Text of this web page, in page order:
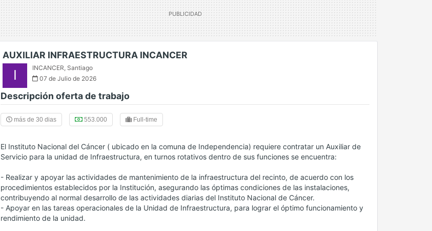
AUXILIAR INFRAESTRUCTURA INCANCER
I INCANCER, Santiago
07 de Julio de 2026
Descripción oferta de trabajo
más de 30 dias 553.000 Full-time
El Instituto Nacional del Cáncer ( ubicado en la comuna de Independencia) requiere contratar un Auxiliar de
Servicio para la unidad de Infraestructura, en turnos rotativos dentro de sus funciones se encuentra:
- Realizar y apoyar las actividades de mantenimiento de la infraestructura del recinto, de acuerdo con los
procedimientos establecidos por la Institución, asegurando las óptimas condiciones de las instalaciones,
contribuyendo al normal desarrollo de las actividades diarias del Instituto Nacional de Cáncer.
- Apoyar en las tareas operacionales de la Unidad de Infraestructura, para lograr el óptimo funcionamiento y
rendimiento de la unidad.